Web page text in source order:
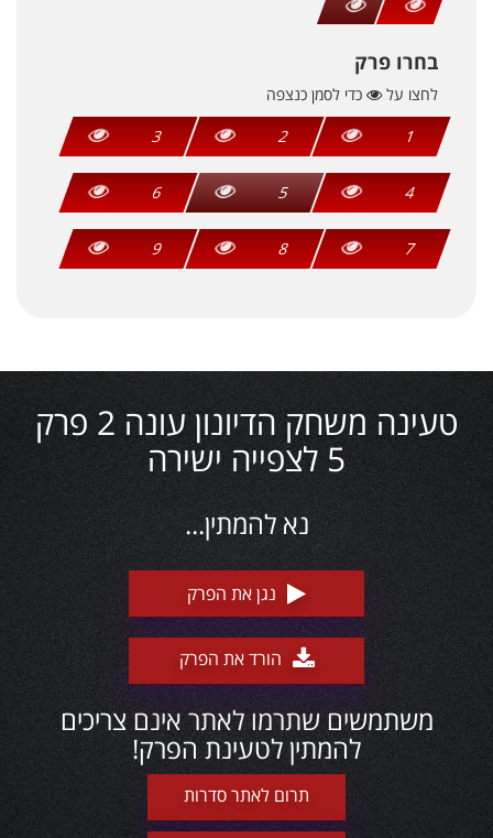
בחרו פרק
לחצו על
כדי לסמן כנצפה
1
2
3
4
5
6
7
8
9
טעינה משחק הדיונון עונה 2 פרק
5 לצפייה ישירה
נא להמתין...
נגן את הפרק
הורד את הפרק
משתמשים שתרמו לאתר אינם צריכים
להמתין לטעינת הפרק!
תרום לאתר סדרות